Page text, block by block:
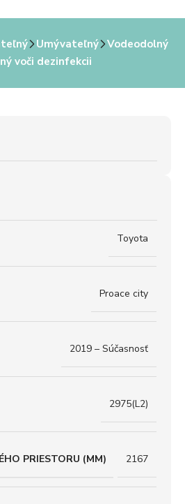
Umývateľný
Vodeodolný
voči dezinfekcii
Toyota
Proace city
2019 – Súčasnosť
2975(L2)
PRIESTORU (MM) 2167